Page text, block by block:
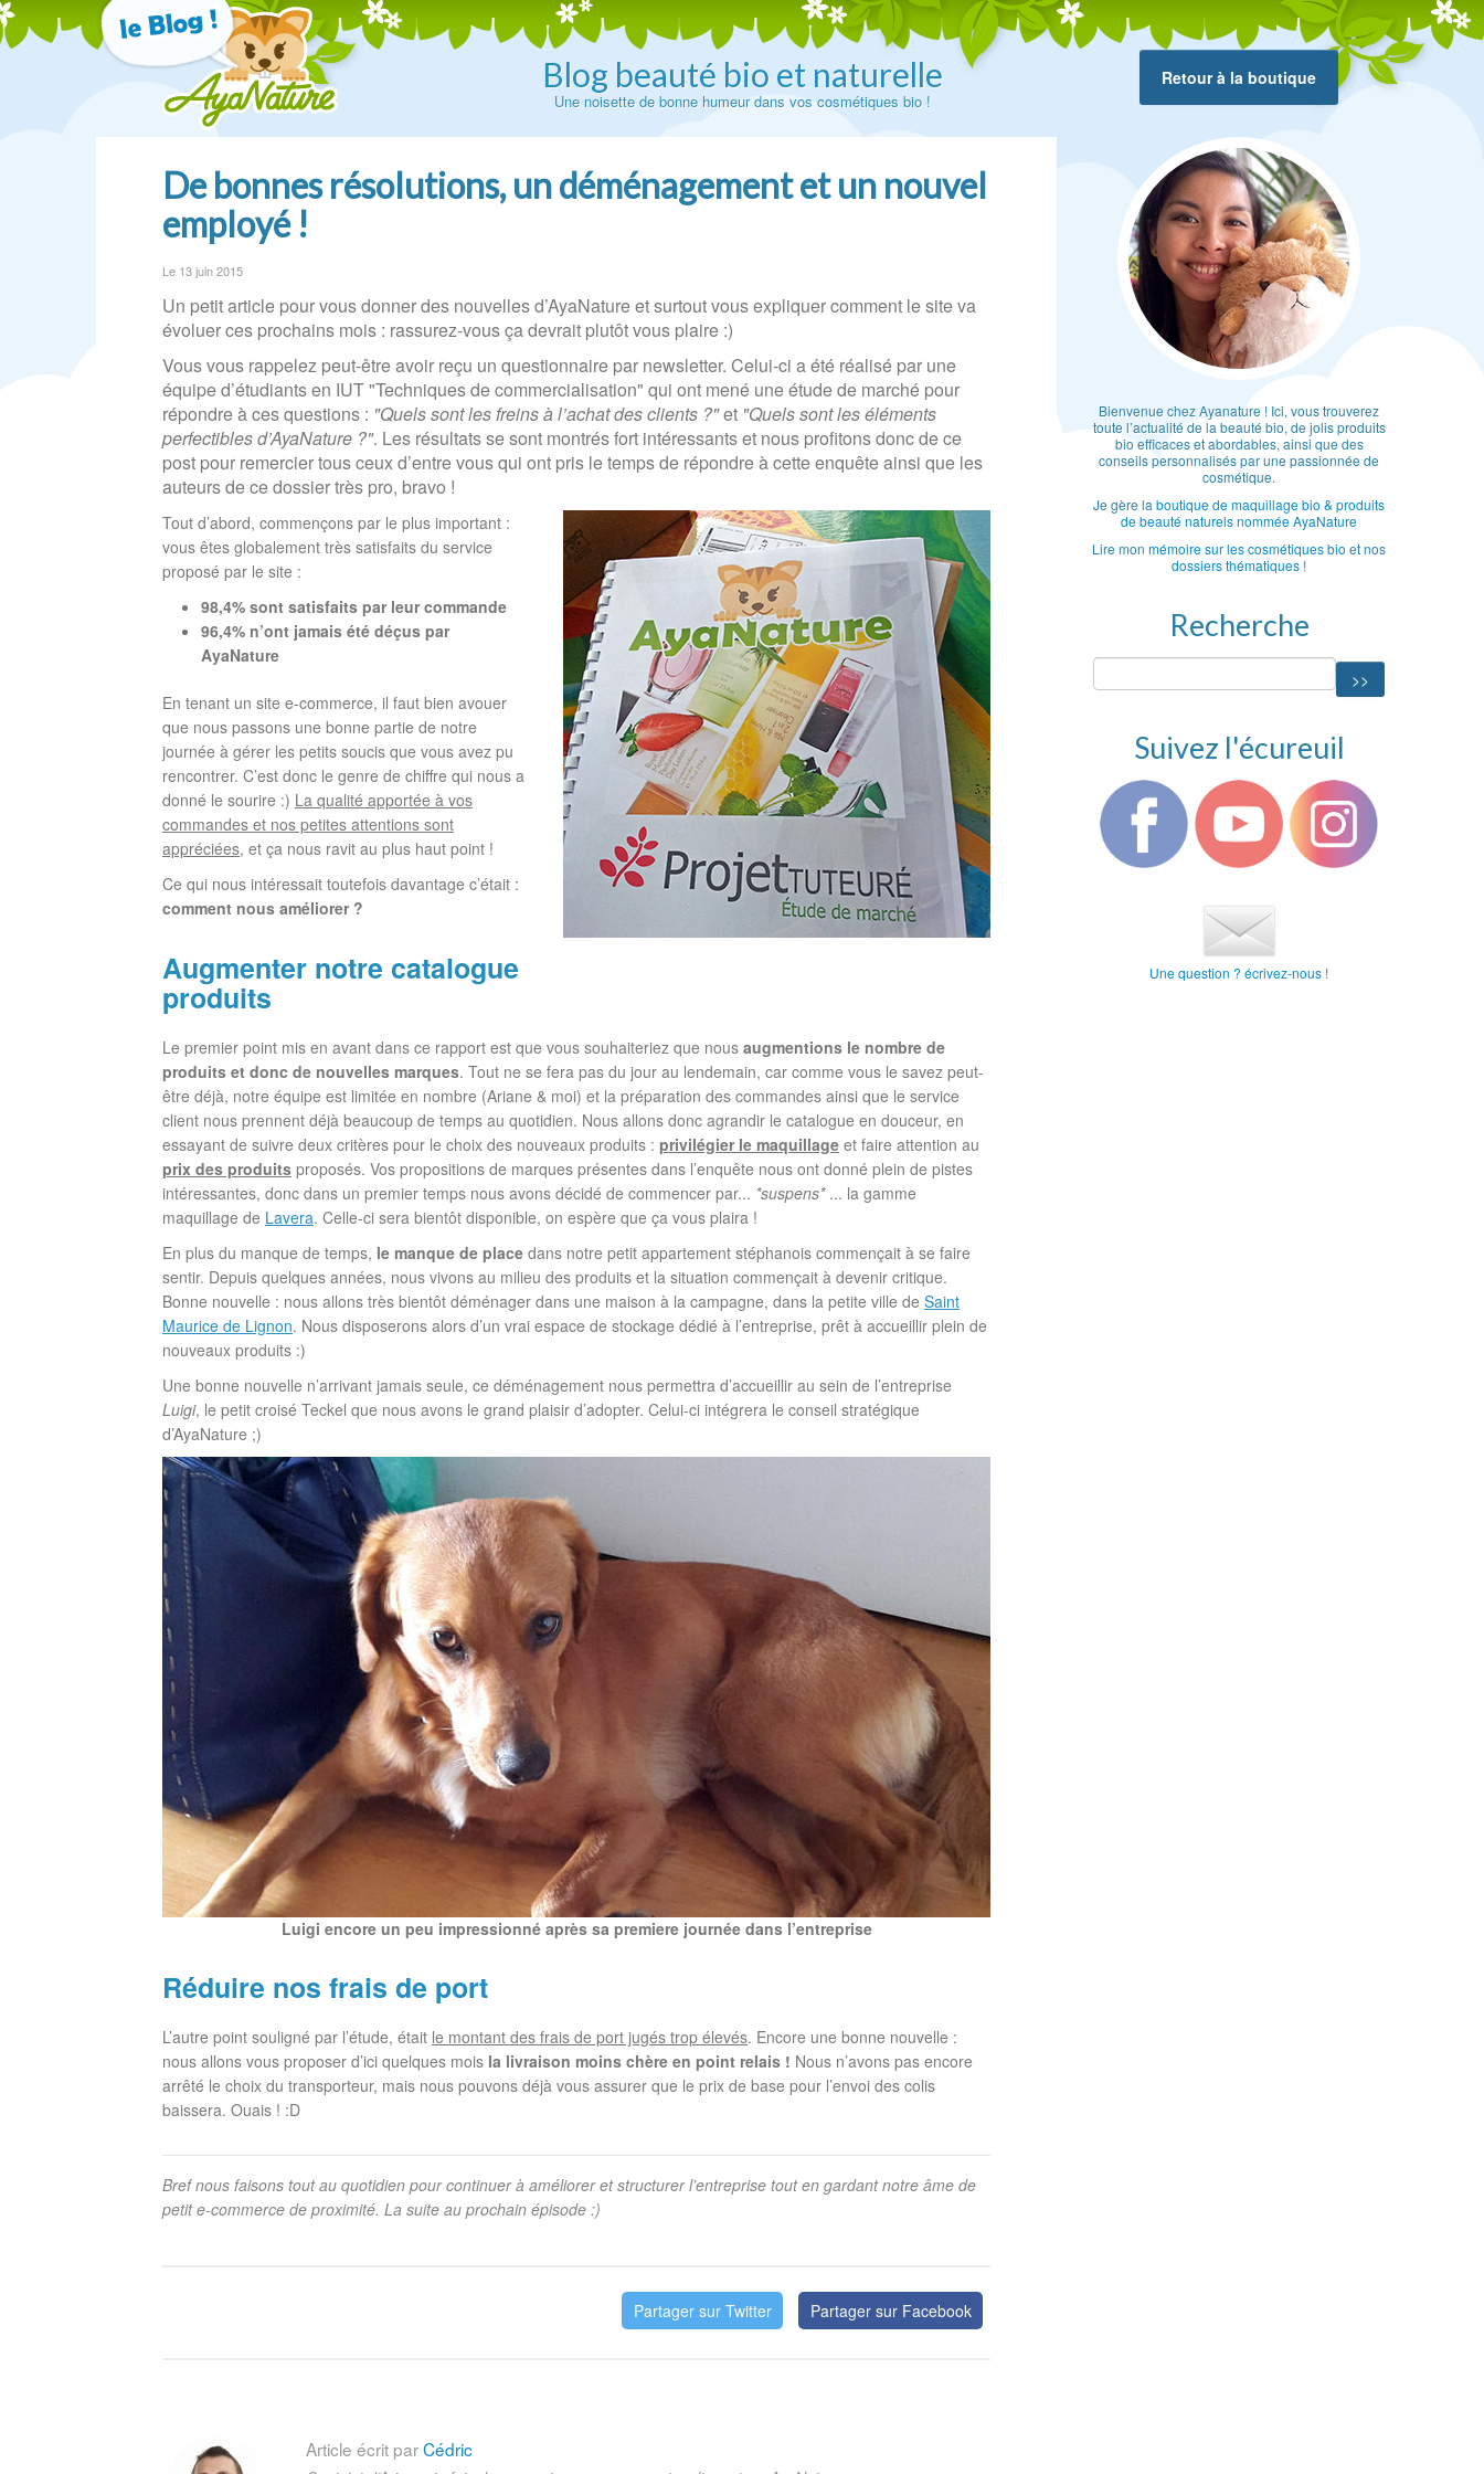
Blog beauté bio et naturelle
Une noisette de bonne humeur dans vos cosmétiques bio !
Retour à la boutique
De bonnes résolutions, un déménagement et un nouvel
employé !
Le 13 juin 2015
Un petit article pour vous donner des nouvelles d’AyaNature et surtout vous expliquer comment le site va
évoluer ces prochains mois : rassurez-vous ça devrait plutôt vous plaire :)
Vous vous rappelez peut-être avoir reçu un questionnaire par newsletter. Celui-ci a été réalisé par une
équipe d’étudiants en IUT "Techniques de commercialisation" qui ont mené une étude de marché pour
répondre à ces questions : "Quels sont les freins à l’achat des clients ?"et "Quels sont les éléments
perfectibles d’AyaNature ?". Les résultats se sont montrés fort intéressants et nous profitons donc de ce
post pour remercier tous ceux d’entre vous qui ont pris le temps de répondre à cette enquête ainsi que les
auteurs de ce dossier très pro, bravo !
Tout d’abord, commençons par le plus important :
vous êtes globalement très satisfaits du service
proposé par le site :
98,4% sont satisfaits par leur commande
96,4% n’ont jamais été déçus par
AyaNature
En tenant un site e-commerce, il faut bien avouer
que nous passons une bonne partie de notre
journée à gérer les petits soucis que vous avez pu
rencontrer. C’est donc le genre de chiffre qui nous a
donné le sourire :) La qualité apportée à vos
commandes et nos petites attentions sont
appréciées, et ça nous ravit au plus haut point !
Ce qui nous intéressait toutefois davantage c’était :
comment nous améliorer ?
Augmenter notre catalogue
produits
Le premier point mis en avant dans ce rapport est que vous souhaiteriez que nous augmentions le nombre de
produits et donc de nouvelles marques. Tout ne se fera pas du jour au lendemain, car comme vous le savez peut-
être déjà, notre équipe est limitée en nombre (Ariane & moi) et la préparation des commandes ainsi que le service
client nous prennent déjà beaucoup de temps au quotidien. Nous allons donc agrandir le catalogue en douceur, en
essayant de suivre deux critères pour le choix des nouveaux produits : privilégier le maquillage et faire attention au
prix des produits proposés. Vos propositions de marques présentes dans l’enquête nous ont donné plein de pistes
intéressantes, donc dans un premier temps nous avons décidé de commencer par... *suspens*... la gamme
maquillage de Lavera. Celle-ci sera bientôt disponible, on espère que ça vous plaira !
En plus du manque de temps, le manque de place dans notre petit appartement stéphanois commençait à se faire
sentir. Depuis quelques années, nous vivons au milieu des produits et la situation commençait à devenir critique.
Bonne nouvelle : nous allons très bientôt déménager dans une maison à la campagne, dans la petite ville de Saint
Maurice de Lignon. Nous disposerons alors d’un vrai espace de stockage dédié à l’entreprise, prêt à accueillir plein de
nouveaux produits :)
Une bonne nouvelle n’arrivant jamais seule, ce déménagement nous permettra d’accueillir au sein de l’entreprise
Luigi, le petit croisé Teckel que nous avons le grand plaisir d’adopter. Celui-ci intégrera le conseil stratégique
d’AyaNature ;)
Luigi encore un peu impressionné après sa premiere journée dans l’entreprise
Réduire nos frais de port
L’autre point souligné par l’étude, était le montant des frais de port jugés trop élevés. Encore une bonne nouvelle :
nous allons vous proposer d’ici quelques mois la livraison moins chère en point relais ! Nous n’avons pas encore
arrêté le choix du transporteur, mais nous pouvons déjà vous assurer que le prix de base pour l’envoi des colis
baissera. Ouais ! :D
Bref nous faisons tout au quotidien pour continuer à améliorer et structurer l’entreprise tout en gardant notre âme de
petit e-commerce de proximité. La suite au prochain épisode :)
Partager sur Facebook
Partager sur Twitter
Article écrit parCédric
Bienvenue chez Ayanature ! Ici, vous trouverez
toute l’actualité de la beauté bio, de jolis produits
bio efficaces et abordables, ainsi que des
conseils personnalisés par une passionnée de
cosmétique.
Je gère la boutique de maquillage bio & produits
de beauté naturels nommée AyaNature
Lire mon mémoire sur les cosmétiques bio et nos
dossiers thématiques !
Recherche
Suivez l'écureuil
Une question ? écrivez-nous !